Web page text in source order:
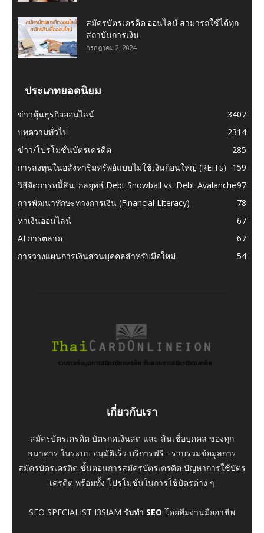
สมัครบัตรเครดิต ออนไลน์ สามารถใช้ได้ทุก
สถาบันการเงิน
กรกฎาคม 2, 2024
ประเภทยอดนิยม
ข่าวหุ้นธุรกิจออนไลน์
3407
บทความทั่วไป
2314
ข่าว/โปรโมชั่นบัตรเครดิต
285
การลงทุนในอสังหาริมทรัพย์แบบไม่ใช้เงินก้อนใหญ่ (REITs)
159
วิธีจัดการหนี้สิน: กลยุทธ์ Debt Snowball vs. Debt Avalanche97
การพัฒนาทักษะทางการเงิน (Financial Literacy)
78
หาเงินออนไลน์
67
AI การตลาด
67
การวางแผนการเงินส่วนบุคคลสำหรับมือใหม่
54
เกี่ยวกับเรา
สมัครบัตรเครดิต บัตรกดเงินสด และ สินเชื่อบุคคล ของทุก
ธนาคาร ในระบบ อนุมัติเร็ว บริการฟรี - รวบรวมข้อมูลการ
สมัครบัตรเครดิต ขั้นตอนการสมัครบัตรเครดิต ปัญหาการใช้บัตร
เครดิต พร้อมทั้ง โปรโมชั่นในการใช้บัตรต่าง ๆ
SEO SPECIALIST I3SIAM รับทำ SEO โดยทีมงานมืออาชีพ